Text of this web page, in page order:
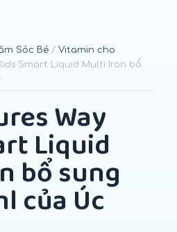
Sóc Bé / Vitamin cho
Smart Liquid Multi Iron bổ
Way
Liquid
bổ sung
của Úc